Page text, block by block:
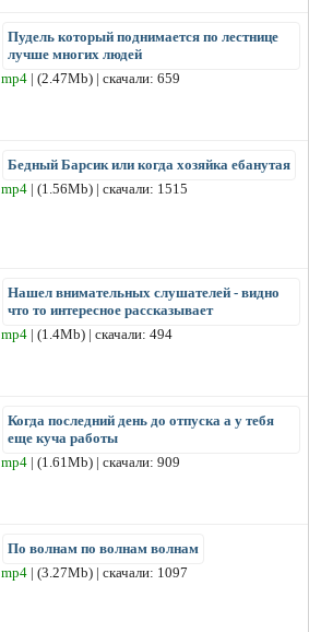
Пудель который поднимается по лестнице
лучше многих людей
mp4 | (2.47Mb) | скачали: 659
Бедный Барсик или когда хозяйка ебанутая
mp4 | (1.56Mb) | скачали: 1515
Нашел внимательных слушателей - видно
что то интересное рассказывает
mp4 | (1.4Mb) | скачали: 494
Когда последний день до отпуска а у тебя
еще куча работы
mp4 | (1.61Mb) | скачали: 909
По волнам по волнам волнам
mp4 | (3.27Mb) | скачали: 1097